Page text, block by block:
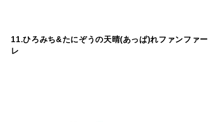
11.ひろみち&たにぞうの天晴(あっぱ)れファンファー
レ